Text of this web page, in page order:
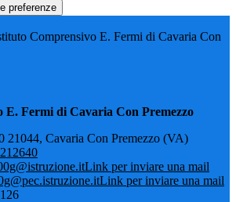
preferenze
Comprensivo E. Fermi di Cavaria Con
E. Fermi di Cavaria Con Premezzo
21044, Cavaria Con Premezzo (VA)
Link per inviare una mail
Link per inviare una mail